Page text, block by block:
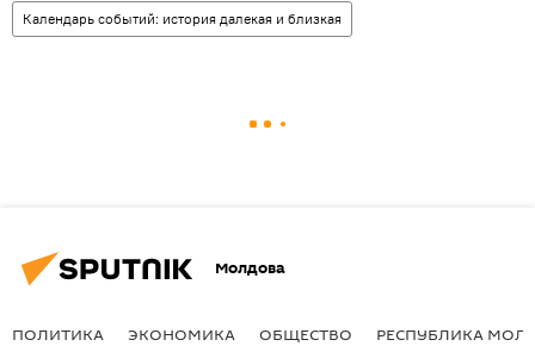
Календарь событий: история далекая и близкая
Молдова
ПОЛИТИКА ЭКОНОМИКА ОБЩЕСТВО РЕСПУБЛИКА